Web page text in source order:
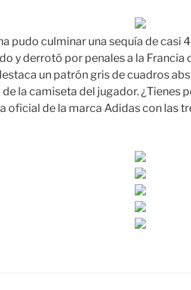
pudo culminar una sequía de casi
y derrotó por penales a la Francia
un patrón gris de cuadros
la camiseta del jugador. ¿Tienes
oficial de la marca Adidas con las